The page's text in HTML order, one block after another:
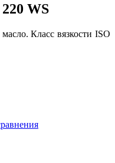
WS
Класс вязкости ISO